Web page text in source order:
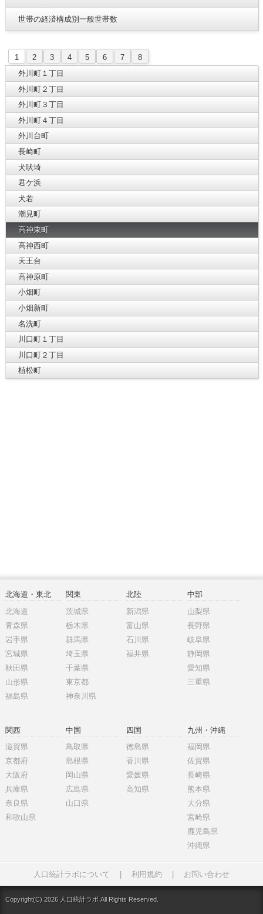
世帯の経済構成別一般世帯数
1 2 3 4 5 6 7
8
外川町１丁目
外川町２丁目
外川町３丁目
外川町４丁目
外川台町
長崎町
犬吠埼
君ケ浜
犬若
潮見町
高神東町
高神西町
天王台
高神原町
小畑町
小畑新町
名洗町
川口町１丁目
川口町２丁目
植松町
北海道・東北
北海道
青森県
岩手県
宮城県
秋田県
山形県
福島県
関東
茨城県
栃木県
群馬県
埼玉県
千葉県
東京都
神奈川県
北陸
新潟県
富山県
石川県
福井県
中部
山梨県
長野県
岐阜県
静岡県
愛知県
三重県
関西
滋賀県
京都府
大阪府
兵庫県
奈良県
和歌山県
中国
鳥取県
島根県
岡山県
広島県
山口県
四国
徳島県
香川県
愛媛県
高知県
九州・沖縄
福岡県
佐賀県
長崎県
熊本県
大分県
宮崎県
鹿児島県
沖縄県
人口統計ラボについて 利用規約 お問い合わせ
Copyright(C) 2026 人口統計ラボ All Rights Reserved.